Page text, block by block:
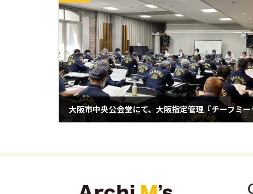
大阪市中央公会堂にて、大阪指定管理『チーフミ